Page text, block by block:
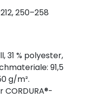
250–258
31 % polyester,
91,5
g/m².